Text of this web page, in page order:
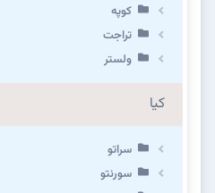
کوپه
تراجت
ولستر
کیا
سراتو
سورنتو